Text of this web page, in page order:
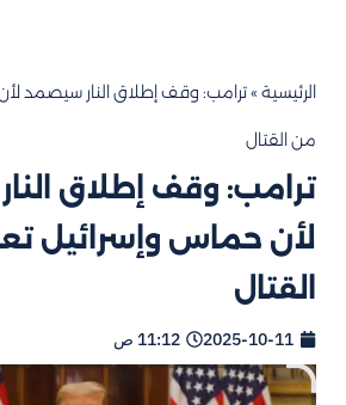
الرئيسية »ترامب: وقف إطلاق النار سيصمد
من القتال
ترامب: وقف إطلاق
لأن حماس وإسرائيل
القتال
2025-10-11 11:12 ص